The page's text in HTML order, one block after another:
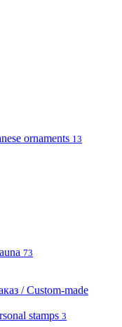
ornaments 13
73
/ Custom-made
stamps 3